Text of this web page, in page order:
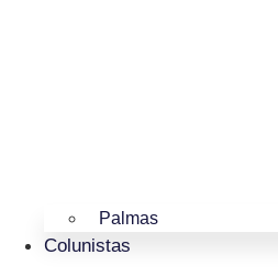
Palmas
Colunistas